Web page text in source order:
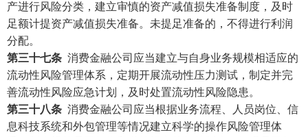
产进行风险分类，建立审慎的资产减值损失准备制度，及时
足额计提资产减值损失准备。未提足准备的，不得进行利润
分配。
第三十七条 消费金融公司应当建立与自身业务规模相适应的
流动性风险管理体系，定期开展流动性压力测试，制定并完
善流动性风险应急计划，及时处置流动性风险隐患。
第三十八条 消费金融公司应当根据业务流程、人员岗位、信
息科技系统和外包管理等情况建立科学的操作风险管理体